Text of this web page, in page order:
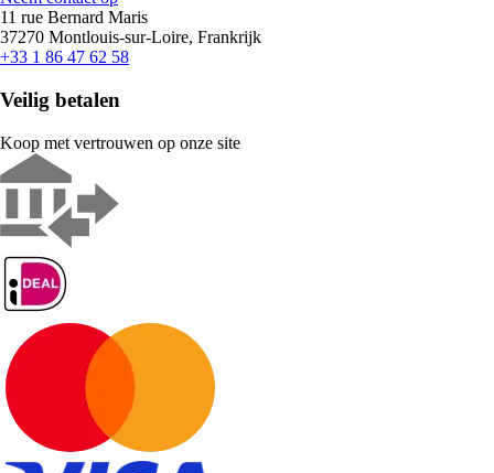
11 rue Bernard Maris
37270 Montlouis-sur-Loire, Frankrijk
+33 1 86 47 62 58
Veilig betalen
Koop met vertrouwen op onze site